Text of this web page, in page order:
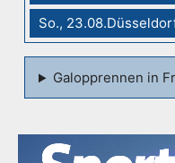
So.,
Galopprennen in